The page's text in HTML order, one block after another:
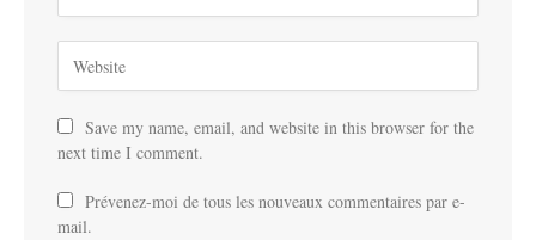
Save my name, email, and website in this browser for the
next time I comment.
Prévenez-moi de tous les nouveaux commentaires par e-
mail.